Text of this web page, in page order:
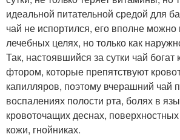
идеальной питательной средой для
чай не испортился, его вполне можно
лечебных целях, но только как
Так, настоявшийся за сутки чай богат
фтором, которые препятствуют
капилляров, поэтому вчерашний чай
воспалениях полости рта, болях в
кровоточащих деснах,
кожи, гнойниках.